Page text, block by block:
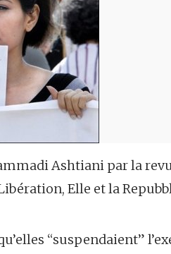
Ashtiani par la
Elle et la
“suspendaient”